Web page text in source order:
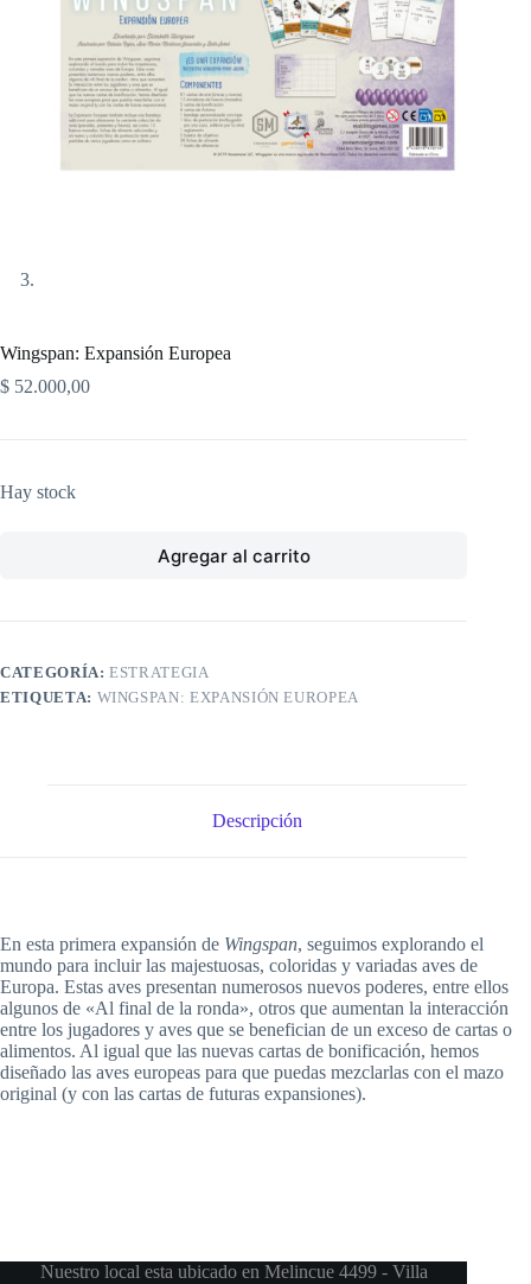
Wingspan: Expansión Europea
$ 52.000,00
Hay stock
Agregar al carrito
CATEGORÍA:ESTRATEGIA
ETIQUETA: WINGSPAN: EXPANSIÓN EUROPEA
Descripción
En esta primera expansión de Wingspan, seguimos explorando el
mundo para incluir las majestuosas, coloridas y variadas aves de
Europa. Estas aves presentan numerosos nuevos poderes, entre ellos
algunos de «Al final de la ronda», otros que aumentan la interacción
entre los jugadores y aves que se benefician de un exceso de cartas o
alimentos. Al igual que las nuevas cartas de bonificación, hemos
diseñado las aves europeas para que puedas mezclarlas con el mazo
original (y con las cartas de futuras expansiones).
Nuestro local esta ubicado en Melincue 4499 - Villa